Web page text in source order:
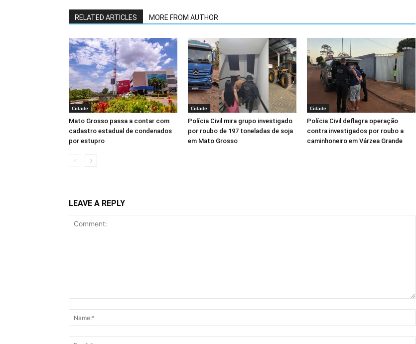
RELATED ARTICLES MORE FROM AUTHOR
Cidade
Mato Grosso passa a contar com
cadastro estadual de condenados
por estupro
Cidade
Polícia Civil mira grupo investigado
por roubo de 197 toneladas de soja
em Mato Grosso
Cidade
Polícia Civil deflagra operação
contra investigados por roubo a
caminhoneiro em Várzea Grande
LEAVE A REPLY